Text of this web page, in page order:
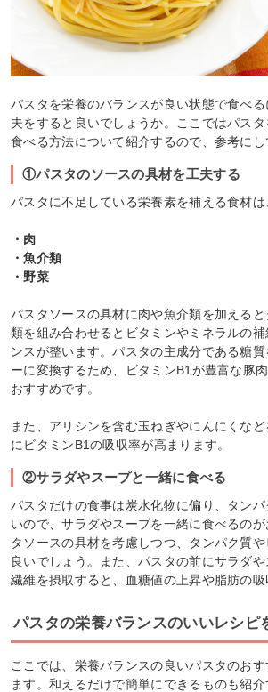
パスタを栄養のバランスが良い状態で食べ
夫をすると良いでしょうか。ここではパスタ
食べる方法について紹介するので、参考にし
①パスタのソースの具材を工夫する
パスタに不足している栄養素を補える食材は
・肉
・魚介類
・野菜
パスタソースの具材に肉や魚介類を加える
類を組み合わせるとビタミンやミネラルの
ンスが整います。パスタの主成分である糖
ーに変換するため、ビタミンB1が豊富な豚
おすすめです。
また、アリシンを含む玉ねぎやにんにくな
にビタミンB1の吸収率が高まります。
②サラダやスープと一緒に食べる
パスタだけの食事は炭水化物に偏り、タン
いので、サラダやスープを一緒に食べるの
タソースの具材を考慮しつつ、タンパク質
良いでしょう。また、パスタの前にサラダ
繊維を摂取すると、血糖値の上昇や脂肪の吸
パスタの栄養バランスのいいレシピ
ここでは、栄養バランスの良いパスタのお
ます。和えるだけで簡単にできるものも紹